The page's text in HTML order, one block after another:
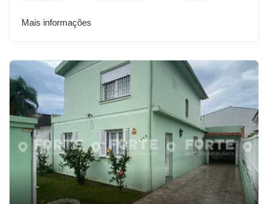
Mais informações